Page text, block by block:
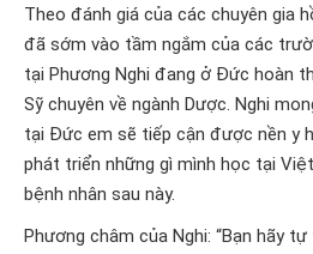
Theo đánh giá của các chuyên gia
đã sớm vào tầm ngắm của các
tại Phương Nghi đang ở Đức hoàn
Sỹ chuyên về ngành Dược. Nghi
tại Đức em sẽ tiếp cận được nền y
phát triển những gì mình học tại
bệnh nhân sau này.
Phương châm của Nghi: “Bạn hãy